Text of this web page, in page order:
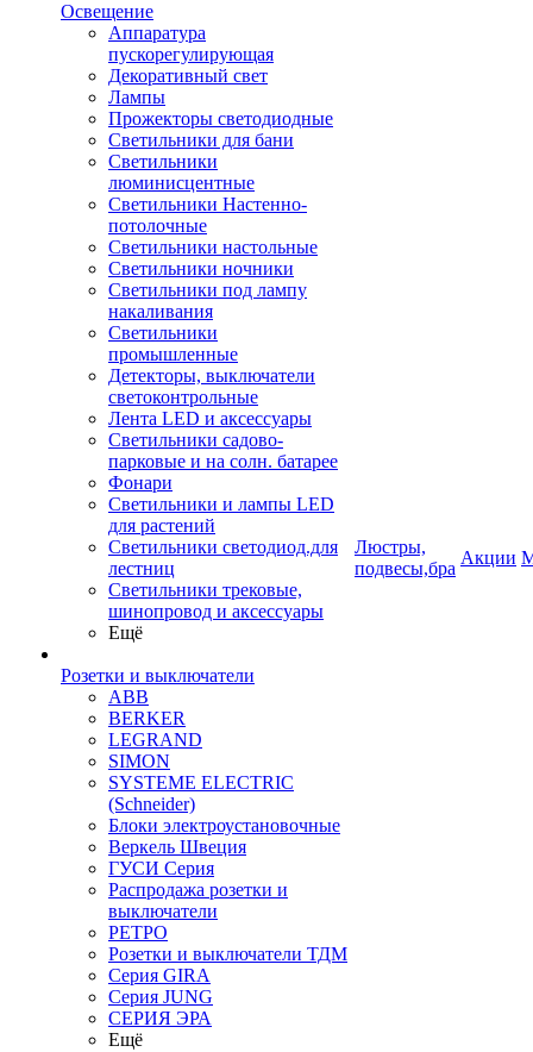
Освещение
Аппаратура
пускорегулирующая
Декоративный свет
Лампы
Прожекторы светодиодные
Светильники для бани
Светильники
люминисцентные
Светильники Настенно-
потолочные
Светильники настольные
Светильники ночники
Светильники под лампу
накаливания
Светильники
промышленные
Детекторы, выключатели
светоконтрольные
Лента LED и аксессуары
Светильники садово-
парковые и на солн. батарее
Фонари
Светильники и лампы LED
для растений
Светильники светодиод.для
лестниц
Светильники трековые,
шинопровод и аксессуары
Ещё
Розетки и выключатели
ABB
BERKER
LEGRAND
SIMON
SYSTEME ELECTRIC
(Schneider)
Блоки электроустановочные
Веркель Швеция
ГУСИ Серия
Распродажа розетки и
выключатели
РЕТРО
Розетки и выключатели ТДМ
Серия GIRA
Серия JUNG
СЕРИЯ ЭРА
Ещё
Люстры,
подвесы,бра
Акции